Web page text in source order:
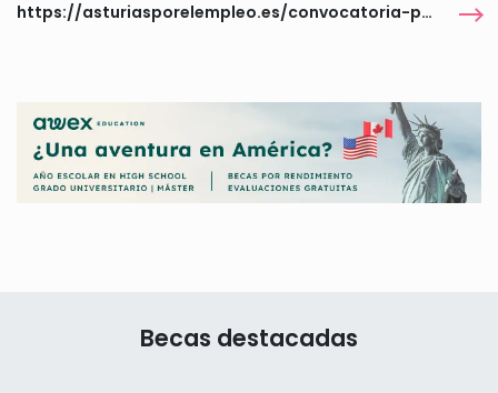
https://asturiasporelempleo.es/convocatoria-para-la-concesion-de-becas-de-comedor-escolar-para-educacion-infantil-y-primaria-en-san-martin-del-rey-aurelio/
Becas destacadas